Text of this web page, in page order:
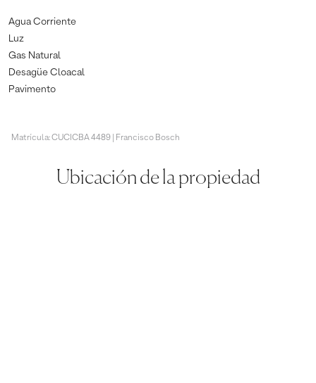
Agua Corriente
Luz
Gas Natural
Desagüe Cloacal
Pavimento
Matrícula: CUCICBA 4489 | Francisco Bosch
Ubicación de la propiedad